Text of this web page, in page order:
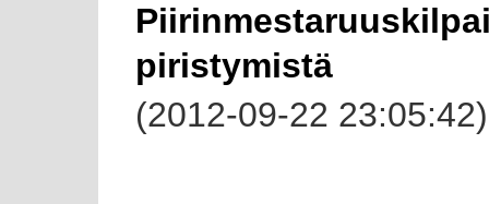
piristymistä
(2012-09-22 23:05:42)